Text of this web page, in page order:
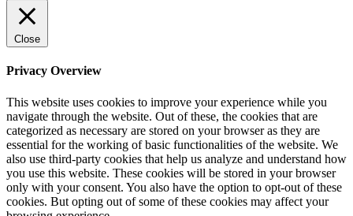
Close
Privacy Overview
This website uses cookies to improve your experience while you
navigate through the website. Out of these, the cookies that are
categorized as necessary are stored on your browser as they are
essential for the working of basic functionalities of the website. We
also use third-party cookies that help us analyze and understand how
you use this website. These cookies will be stored in your browser
only with your consent. You also have the option to opt-out of these
cookies. But opting out of some of these cookies may affect your